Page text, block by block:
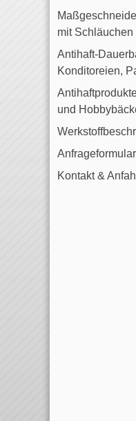
mit
Antihaft-
Konditoreien,
und
Anfrageformular
Kontakt &